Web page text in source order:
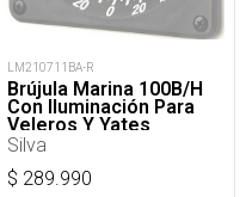
LM210711BA-R
Brújula Marina 100B/H
Con Iluminación Para
Veleros Y Yates
Silva
$ 289.990